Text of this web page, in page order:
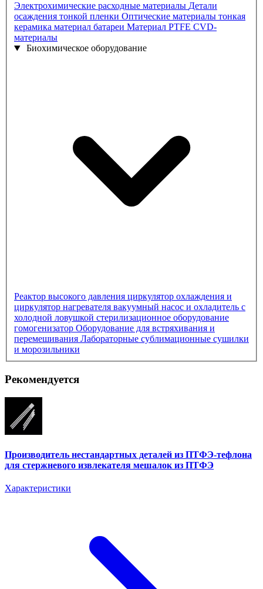
Электрохимические расходные материалы Детали
осаждения тонкой пленки Оптические материалы тонкая
керамика материал батареи Материал PTFE CVD-
материалы
Биохимическое оборудование
Реактор высокого давления циркулятор охлаждения и
циркулятор нагревателя вакуумный насос и охладитель с
холодной ловушкой стерилизационное оборудование
гомогенизатор Оборудование для встряхивания и
перемешивания Лабораторные сублимационные сушилки
и морозильники
Рекомендуется
Производитель нестандартных деталей из ПТФЭ-тефлона
для стержневого извлекателя мешалок из ПТФЭ
Характеристики